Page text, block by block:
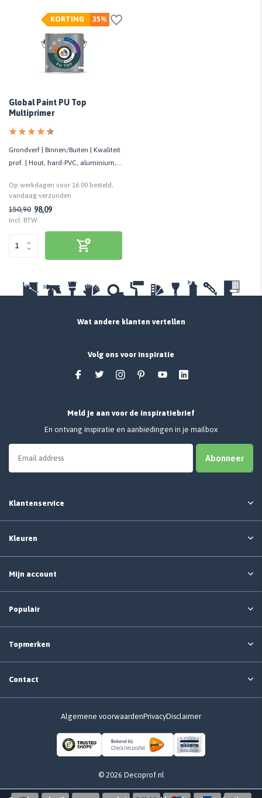
35%
KORTING
Global Paint PU Top
Multiprimer
Grondverf | Binnen/Buiten | Kwaliteit
prof. | Hout, hard-PVC, aluminium,
Op werkdagen voor 16:00 besteld,
vandaag verzonden
150,90 98,09
Incl. BTW
Wat andere klanten vertellen
Volg ons voor inspiratie
Meld je aan voor de inspiratiebrief
En ontvang inspiratie en aanbiedingen in je mailbox
Abonneer
Klantenservice
Kleuren
Mijn account
Populair
Topmerken
Contact
Algemene voorwaardenPrivacyDisclaimer
© 2026 Decoprof.nl